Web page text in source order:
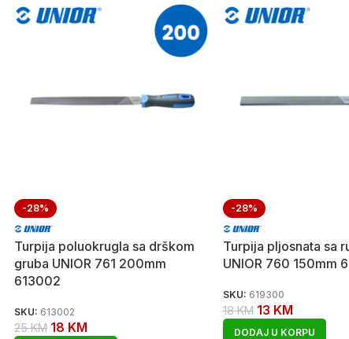
-28%
Turpija poluokrugla sa drškom
gruba UNIOR 761 200mm
613002
SKU: 613002
25KM 18 KM
-28%
Turpija pljosnata sa
UNIOR 760 150mm
SKU: 619300
18KM 13 KM
DODAJ U KORPU